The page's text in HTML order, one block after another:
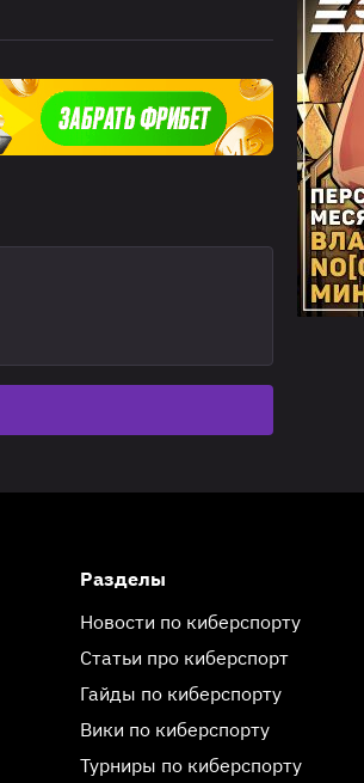
Разделы
Новости по киберспорту
Статьи про киберспорт
Гайды по киберспорту
Вики по киберспорту
Турниры по киберспорту